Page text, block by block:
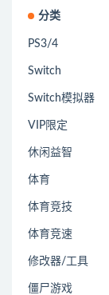
分类
PS3/4
Switch
Switch模拟器
VIP限定
休闲益智
体育
体育竞技
体育竞速
修改器/工具
僵尸游戏